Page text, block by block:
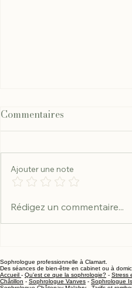
Sophrologie et phobies :
vaincre ses peurs avec
Commentaires
Ajouter une note
Rédigez un commentaire...
Sophrologue professionnelle à Clamart.
Des séances de bien-être en cabinet ou à
Accueil - Qu'est ce que la sophrologie? - Stress
Châtillon - Sophrologue Vanves - Sophrologue